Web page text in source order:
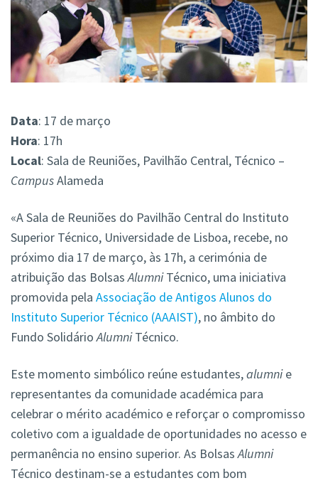
Data: 17 de março
Hora: 17h
Local: Sala de Reuniões, Pavilhão Central, Técnico –
CampusAlameda
«A Sala de Reuniões do Pavilhão Central do Instituto
Superior Técnico, Universidade de Lisboa, recebe, no
próximo dia 17 de março, às 17h, a cerimónia de
atribuição das BolsasAlumniTécnico, uma iniciativa
promovida pela Associação de Antigos Alunos do
Instituto Superior Técnico (AAAIST), no âmbito do
Fundo SolidárioAlumniTécnico.
Este momento simbólico reúne estudantes,alumnie
representantes da comunidade académica para
celebrar o mérito académico e reforçar o compromisso
coletivo com a igualdade de oportunidades no acesso e
permanência no ensino superior. As BolsasAlumni
Técnico destinam-se a estudantes com bom